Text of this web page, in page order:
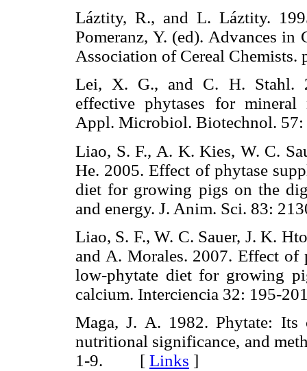
Láztity, R., and L. Láztity.
Pomeranz, Y. (ed). Advances in
Association of Cereal
Lei, X. G., and C. H. Stahl.
effective phytases for
Appl. Microbiol. Biotechnol.
Liao, S. F., A. K. Kies, W. C.
He. 2005. Effect of phytase
diet for growing pigs on the
and energy. J. Anim. Sci. 83:
Liao, S. F., W. C. Sauer, J. K.
and A. Morales. 2007. Effect of
low-phytate diet for growing
calcium. Interciencia 32:
Maga, J. A. 1982. Phytate: Its
nutritional significance, and
1-9. [ Links ]